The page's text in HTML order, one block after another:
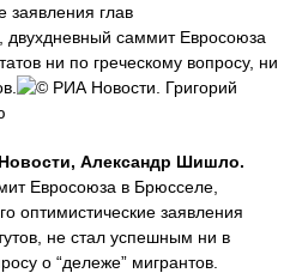
заявления глав
двухдневный саммит Евросоюза
ни по греческому вопросу, ни
© РИА Новости. Григорий
Александр Шишло.
Евросоюза в Брюсселе,
оптимистические заявления
не стал успешным ни в
о “дележе” мигрантов.